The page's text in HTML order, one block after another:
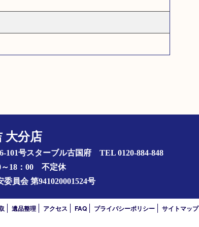
大分店
101号スターブル古国府 TEL 0120-884-848
～18：00 不定休
委員会 第941020001524号
遺品整理 アクセス FAQ プライバシーポリシー サイトマップ